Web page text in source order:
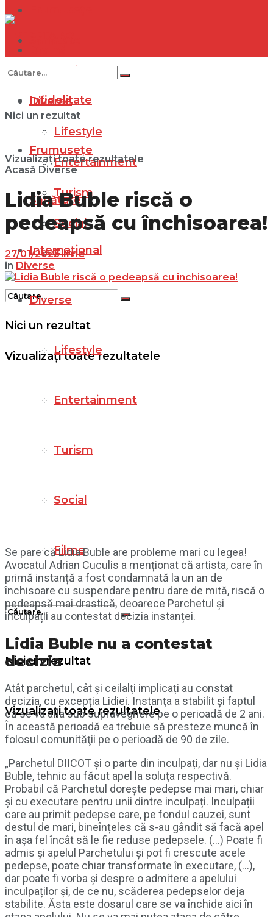
Internațional
Diverse
Lifestyle
Entertainment
Turism
Social
Filme
Nici un rezultat
Vizualizați toate rezultatele
Infidelitate
Frumusețe
Sănătate
Internațional
Diverse
Lifestyle
Entertainment
Turism
Social
Filme
Nici un rezultat
Vizualizați toate rezultatele
Nici un rezultat
Vizualizați toate rezultatele
Acasă Diverse
Lidia Buble riscă o
pedeapsă cu închisoarea!
27/01/2023
in Diverse
Se pare că Lidia Buble are probleme mari cu legea!
Avocatul Adrian Cuculis a menționat că artista, care în
primă instanță a fost condamnată la un an de
închisoare cu suspendare pentru dare de mită, riscă o
pedeapsă mai drastică, deoarece Parchetul și
inculpații au contestat decizia instanței.
Lidia Buble nu a contestat
decizia
Atât parchetul, cât și ceilalți implicați au constat
decizia, cu excepția Lidiei. Instanța a stabilit și faptul
că se va afla sub supraveghere pe o perioadă de 2 ani.
În această perioadă ea trebuie să presteze muncă în
folosul comunităţii pe o perioadă de 90 de zile.
„Parchetul DIICOT și o parte din inculpați, dar nu și Lidia
Buble, tehnic au făcut apel la soluța respectivă.
Probabil că Parchetul dorește pedepse mai mari, chiar
și cu executare pentru unii dintre inculpați. Inculpații
care au primit pedepse care, pe fondul cauzei, sunt
destul de mari, bineînțeles că s-au gândit să facă apel
în așa fel încât să le fie reduse pedepsele. (…) Poate fi
admis și apelul Parchetului și pot fi crescute acele
pedepse, poate chiar transformate în executare, (…),
dar poate fi vorba și despre o admitere a apelului
inculpaților și, de ce nu, scăderea pedepselor deja
stabilite. Ăsta este dosarul care se va închide aici în